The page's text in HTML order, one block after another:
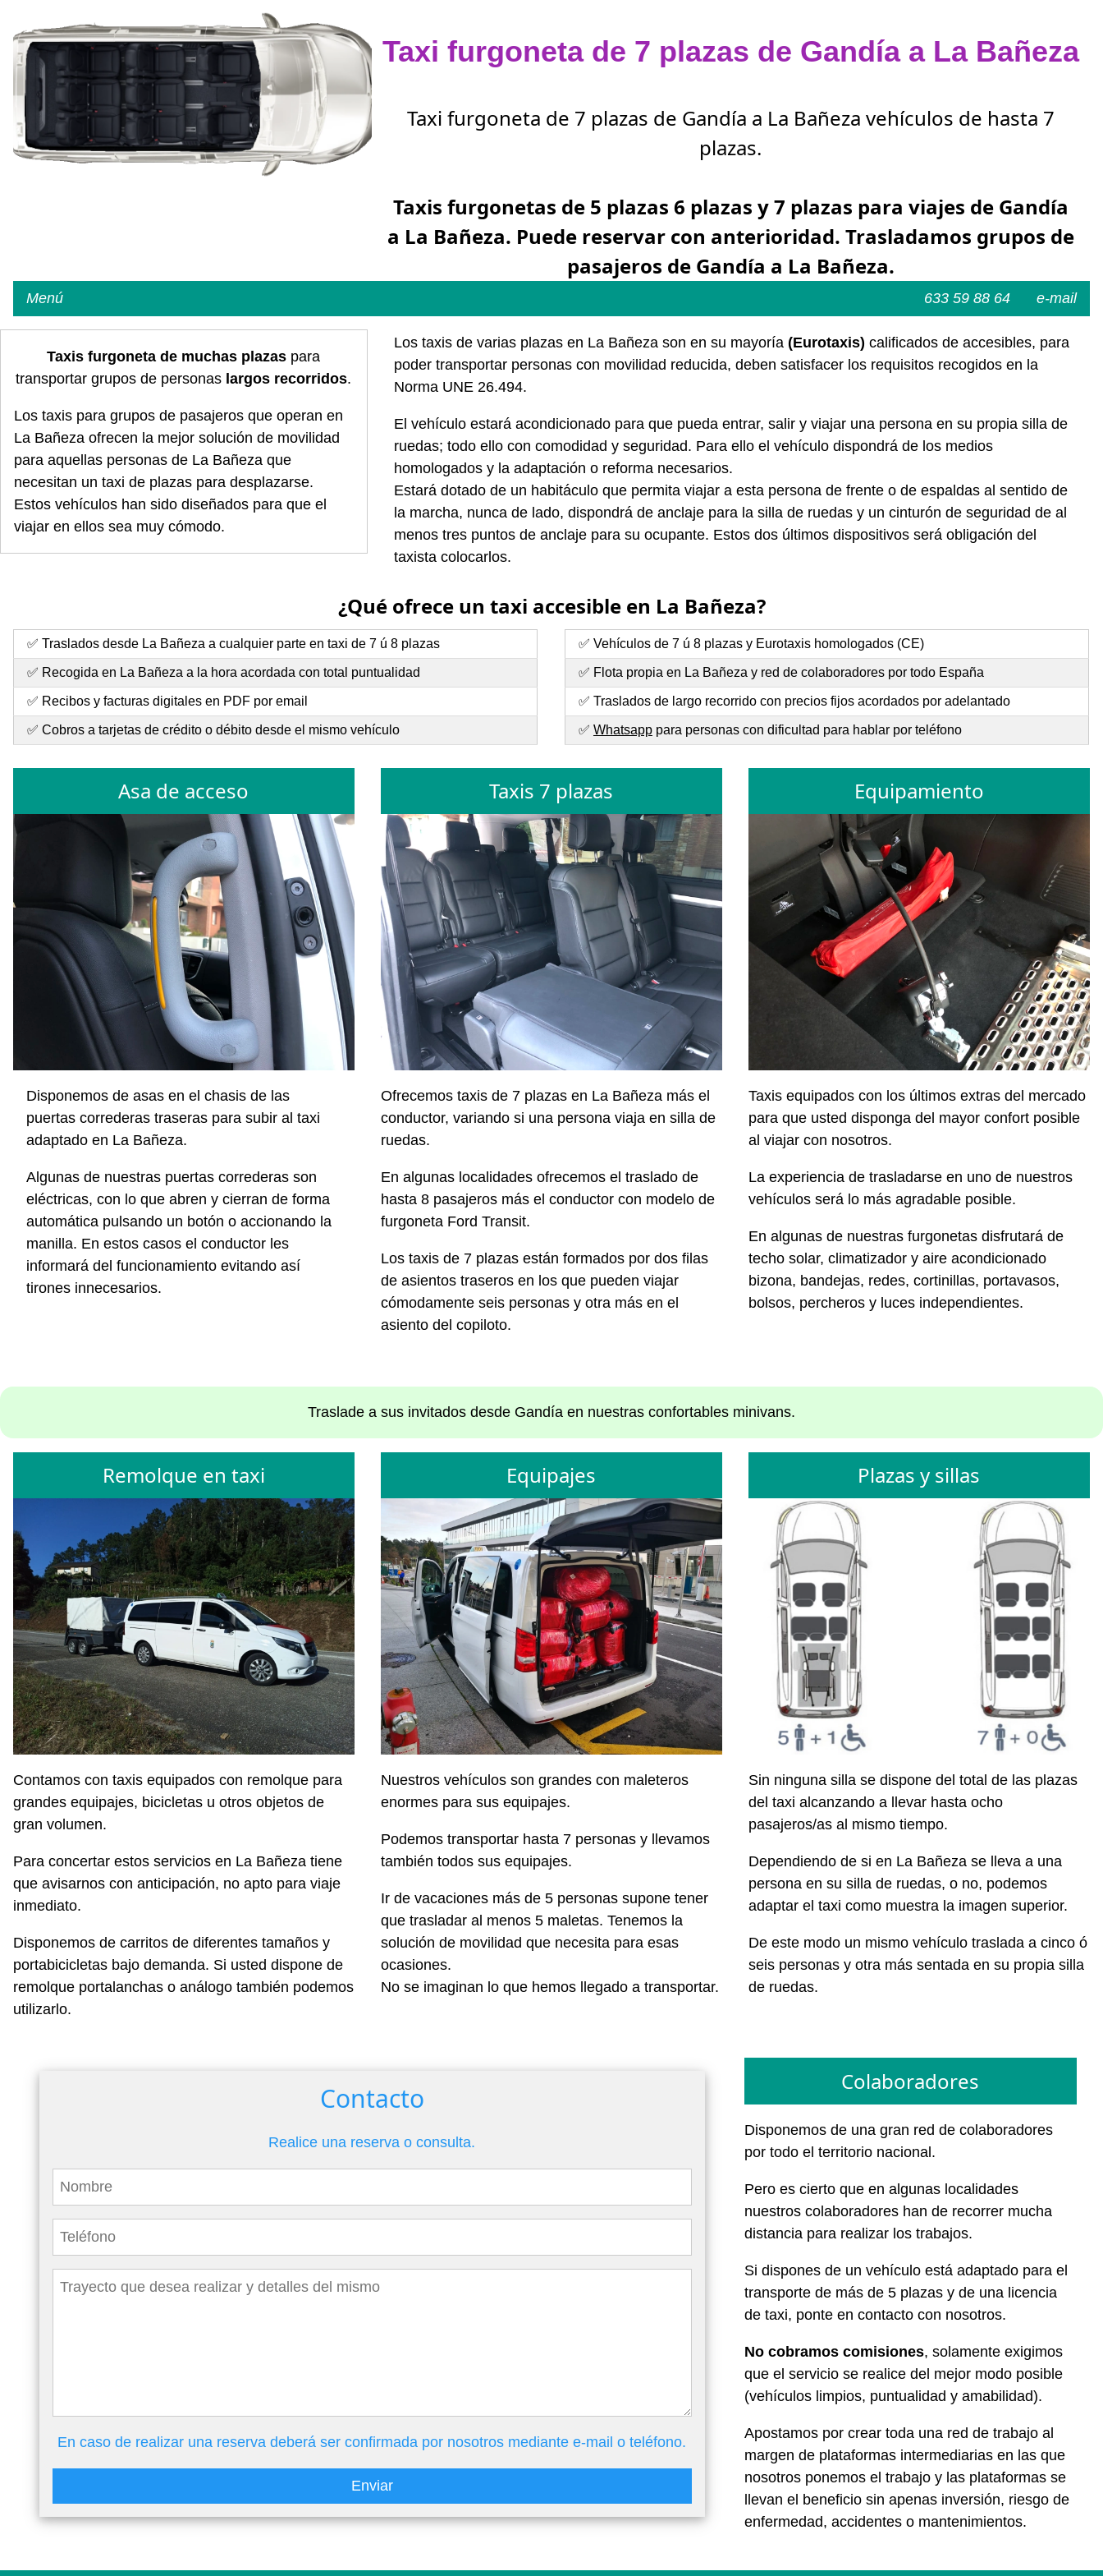
Taxi furgoneta de 7 plazas de Gandía a La Bañeza
Taxi furgoneta de 7 plazas de Gandía a La Bañeza vehículos de hasta 7
plazas.
Taxis furgonetas de 5 plazas 6 plazas y 7 plazas para viajes de Gandía
a La Bañeza. Puede reservar con anterioridad. Trasladamos grupos de
pasajeros de Gandía a La Bañeza.
e-mail
633 59 88 64
Menú
Taxis furgoneta de muchas plazas para
transportar grupos de personas largos recorridos.
Los taxis para grupos de pasajeros que operan en
La Bañeza ofrecen la mejor solución de movilidad
para aquellas personas de La Bañeza que
necesitan un taxi de plazas para desplazarse.
Estos vehículos han sido diseñados para que el
viajar en ellos sea muy cómodo.
Los taxis de varias plazas en La Bañeza son en su mayoría (Eurotaxis) calificados de accesibles, para
poder transportar personas con movilidad reducida, deben satisfacer los requisitos recogidos en la
Norma UNE 26.494.
El vehículo estará acondicionado para que pueda entrar, salir y viajar una persona en su propia silla de
ruedas; todo ello con comodidad y seguridad. Para ello el vehículo dispondrá de los medios
homologados y la adaptación o reforma necesarios.
Estará dotado de un habitáculo que permita viajar a esta persona de frente o de espaldas al sentido de
la marcha, nunca de lado, dispondrá de anclaje para la silla de ruedas y un cinturón de seguridad de al
menos tres puntos de anclaje para su ocupante. Estos dos últimos dispositivos será obligación del
taxista colocarlos.
¿Qué ofrece un taxi accesible en La Bañeza?
✅ Traslados desde La Bañeza a cualquier parte en taxi de 7 ú 8 plazas
✅ Recogida en La Bañeza a la hora acordada con total puntualidad
✅ Recibos y facturas digitales en PDF por email
✅ Cobros a tarjetas de crédito o débito desde el mismo vehículo
✅ Vehículos de 7 ú 8 plazas y Eurotaxis homologados (CE)
✅ Flota propia en La Bañeza y red de colaboradores por todo España
✅ Traslados de largo recorrido con precios fijos acordados por adelantado
✅ Whatsapppara personas con dificultad para hablar por teléfono
Asa de acceso
Disponemos de asas en el chasis de las
puertas correderas traseras para subir al taxi
adaptado en La Bañeza.
Algunas de nuestras puertas correderas son
eléctricas, con lo que abren y cierran de forma
automática pulsando un botón o accionando la
manilla. En estos casos el conductor les
informará del funcionamiento evitando así
tirones innecesarios.
Taxis 7 plazas
Ofrecemos taxis de 7 plazas en La Bañeza más el
conductor, variando si una persona viaja en silla de
ruedas.
En algunas localidades ofrecemos el traslado de
hasta 8 pasajeros más el conductor con modelo de
furgoneta Ford Transit.
Los taxis de 7 plazas están formados por dos filas
de asientos traseros en los que pueden viajar
cómodamente seis personas y otra más en el
asiento del copiloto.
Equipamiento
Taxis equipados con los últimos extras del mercado
para que usted disponga del mayor confort posible
al viajar con nosotros.
La experiencia de trasladarse en uno de nuestros
vehículos será lo más agradable posible.
En algunas de nuestras furgonetas disfrutará de
techo solar, climatizador y aire acondicionado
bizona, bandejas, redes, cortinillas, portavasos,
bolsos, percheros y luces independientes.
Traslade a sus invitados desde Gandía en nuestras confortables minivans.
Remolque en taxi
Contamos con taxis equipados con remolque para
grandes equipajes, bicicletas u otros objetos de
gran volumen.
Para concertar estos servicios en La Bañeza tiene
que avisarnos con anticipación, no apto para viaje
inmediato.
Disponemos de carritos de diferentes tamaños y
portabicicletas bajo demanda. Si usted dispone de
remolque portalanchas o análogo también podemos
utilizarlo.
Equipajes
Nuestros vehículos son grandes con maleteros
enormes para sus equipajes.
Podemos transportar hasta 7 personas y llevamos
también todos sus equipajes.
Ir de vacaciones más de 5 personas supone tener
que trasladar al menos 5 maletas. Tenemos la
solución de movilidad que necesita para esas
ocasiones.
No se imaginan lo que hemos llegado a transportar.
Plazas y sillas
Sin ninguna silla se dispone del total de las plazas
del taxi alcanzando a llevar hasta ocho
pasajeros/as al mismo tiempo.
Dependiendo de si en La Bañeza se lleva a una
persona en su silla de ruedas, o no, podemos
adaptar el taxi como muestra la imagen superior.
De este modo un mismo vehículo traslada a cinco ó
seis personas y otra más sentada en su propia silla
de ruedas.
Contacto
Realice una reserva o consulta.
En caso de realizar una reserva deberá ser confirmada por nosotros mediante e-mail o teléfono.
Enviar
Colaboradores
Disponemos de una gran red de colaboradores
por todo el territorio nacional.
Pero es cierto que en algunas localidades
nuestros colaboradores han de recorrer mucha
distancia para realizar los trabajos.
Si dispones de un vehículo está adaptado para el
transporte de más de 5 plazas y de una licencia
de taxi, ponte en contacto con nosotros.
No cobramos comisiones, solamente exigimos
que el servicio se realice del mejor modo posible
(vehículos limpios, puntualidad y amabilidad).
Apostamos por crear toda una red de trabajo al
margen de plataformas intermediarias en las que
nosotros ponemos el trabajo y las plataformas se
llevan el beneficio sin apenas inversión, riesgo de
enfermedad, accidentes o mantenimientos.